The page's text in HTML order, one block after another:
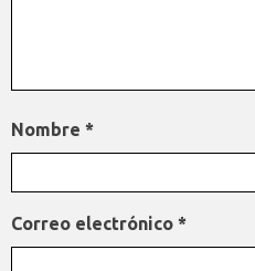
Nombre *
Correo electrónico *